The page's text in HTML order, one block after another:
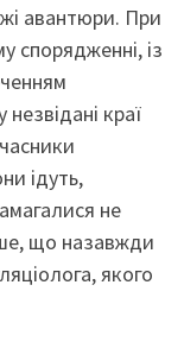
авантюри. При
спорядженні, із
краї
ідуть,
не
що назавжди
якого